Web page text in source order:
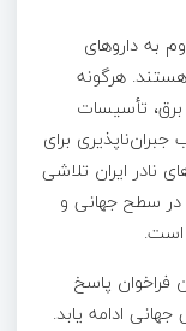
به داروهای
هرگونه
تأسیسات
برای
نادر ایران تلاشی
در سطح جهانی و
است.
فراخوان پاسخ
ادامه یابد.